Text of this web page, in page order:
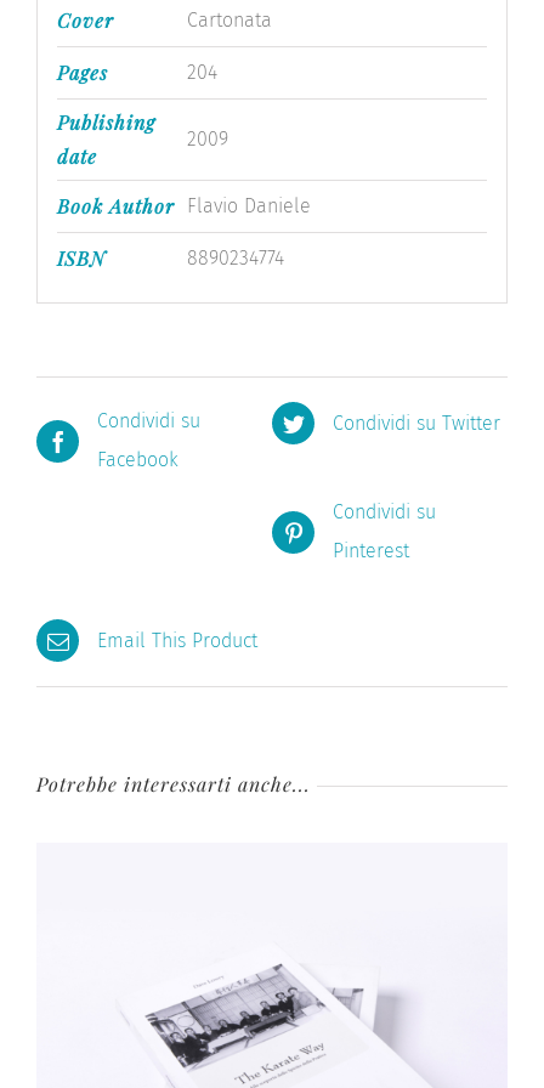
Cover Cartonata
Pages 204
Publishing
date
2009
Book Author Flavio Daniele
ISBN 8890234774
Condividi su
Facebook
Condividi su Twitter
Condividi su
Pinterest
Email This Product
Potrebbe interessarti anche...